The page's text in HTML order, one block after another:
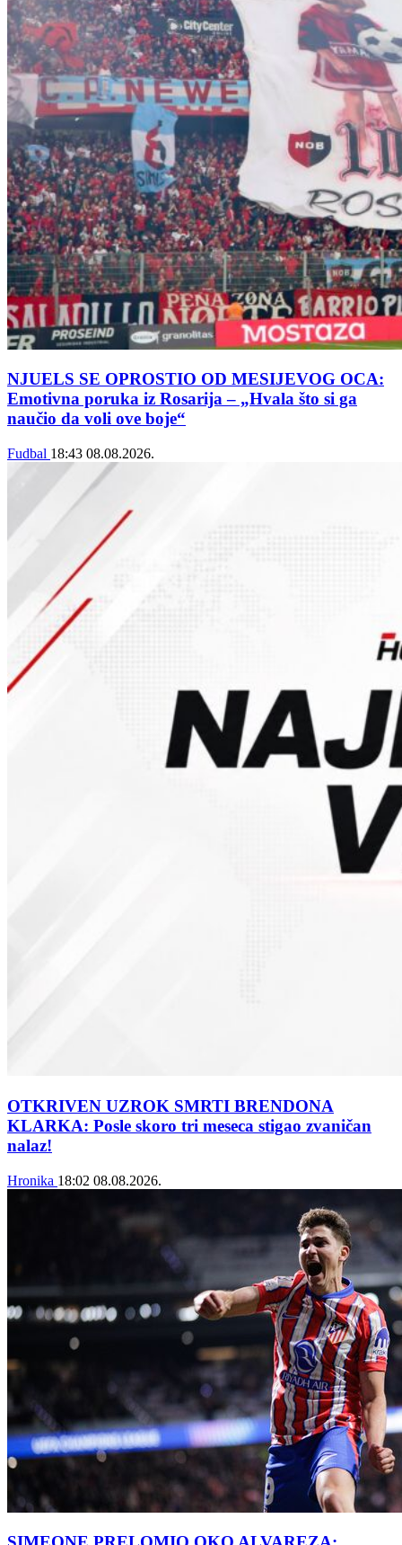
NJUELS SE OPROSTIO OD MESIJEVOG OCA:
Emotivna poruka iz Rosarija – „Hvala što si ga
naučio da voli ove boje“
Fudbal 18:43 08.08.2026.
OTKRIVEN UZROK SMRTI BRENDONA
KLARKA: Posle skoro tri meseca stigao zvaničan
nalaz!
Hronika 18:02 08.08.2026.